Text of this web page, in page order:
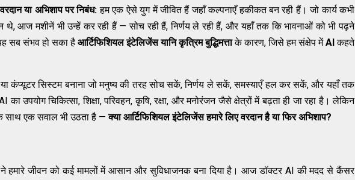
या अभिशाप पर निबंध: हम एक ऐसे युग में जीवित हैं जहाँ कल्पनाएँ हकीकत बन रही हैं। जो कार्य कभी
थे, आज मशीनें भी उन्हें कर रही हैं — सोच रही हैं, निर्णय ले रही हैं, और यहाँ तक कि भावनाओं को भी पढ़ने
सब संभव हो सका है आर्टिफिशियल इंटेलिजेंस यानि कृत्रिम बुद्धिमत्ताके कारण, जिसे हम संक्षेप मेंAIकहते
कंप्यूटर सिस्टम बनाना जो मनुष्य की तरह सोच सकें, निर्णय ले सकें, समस्याएँ हल कर सकें, और यहाँ तक
उपयोग चिकित्सा, शिक्षा, परिवहन, कृषि, रक्षा, और मनोरंजन जैसे क्षेत्रों में बढ़ता ही जा रहा है। लेकिन
साथ एक सवाल भी उठता है —क्या आर्टिफिशियल इंटेलिजेंस हमारे लिए वरदान है या फिर अभिशाप?
हमारे जीवन को कई मामलों में आसान और सुविधाजनक बना दिया है। आज डॉक्टर AI की मदद से कैंसर